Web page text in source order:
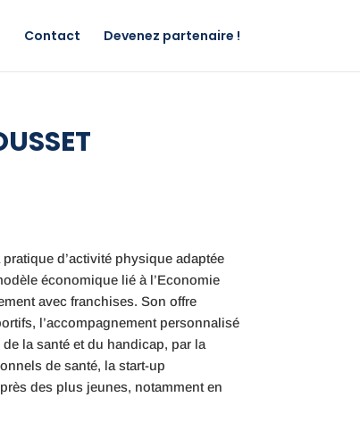
Contact Devenez partenaire !
d’activité physique adaptée
économique lié à l’Economie
avec franchises. Son offre
l’accompagnement personnalisé
la santé et du handicap, par la
de santé, la start-up
des plus jeunes, notamment en